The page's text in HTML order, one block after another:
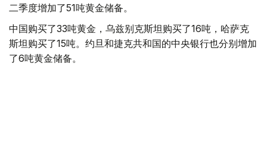
二季度增加了51吨黄金储备。
中国购买了33吨黄金，乌兹别克斯坦购买了16吨，哈萨克
斯坦购买了15吨。约旦和捷克共和国的中央银行也分别增加
了6吨黄金储备。